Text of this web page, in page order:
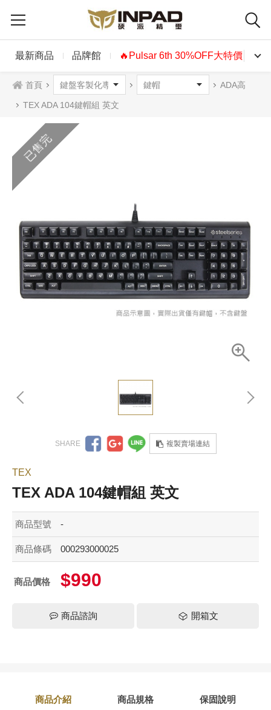
最新商品 品牌館 🔥Pulsar 6th 30%OFF大特價🔥
首頁 ADA高
TEX ADA 104鍵帽組 英文
已售完
複製賣場連結
TEX
TEX ADA 104鍵帽組 英文
商品型號 -
商品條碼 000293000025
商品價格 $990
商品諮詢 開箱文
商品介紹 商品規格 保固說明